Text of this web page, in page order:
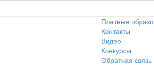
Платные
Контакты
Видео
Конкурсы
Обратная связь